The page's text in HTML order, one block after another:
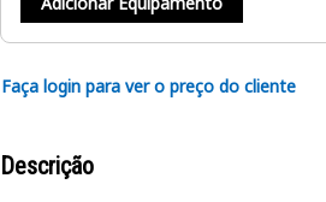
Faça login para ver o preço do cliente
Descrição